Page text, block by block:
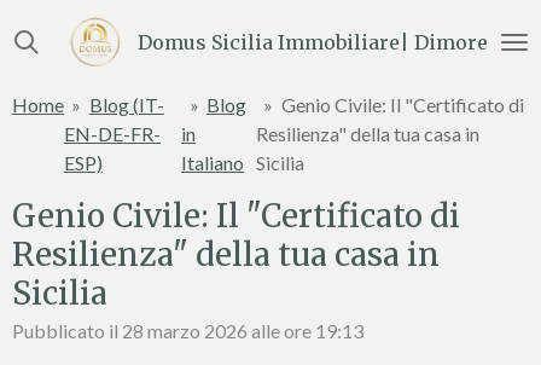
al
principale
Domus Sicilia Immobiliare| Dimore e
Home » Blog (IT-
EN-DE-FR-
ESP)
» Blog
in
Italiano
» Genio Civile: Il "Certificato di
Resilienza" della tua casa in
Sicilia
Genio Civile: Il "Certificato di
Resilienza" della tua casa in
Sicilia
Pubblicato il 28 marzo 2026 alle ore 19:13